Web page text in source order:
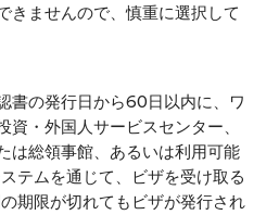
きませんので、慎重に選択して
書の発行日から60日以内に、ワ
資・外国人サービスセンター、
は総領事館、あるいは利用可能
テムを通じて、ビザを受け取る
期限が切れてもビザが発行され